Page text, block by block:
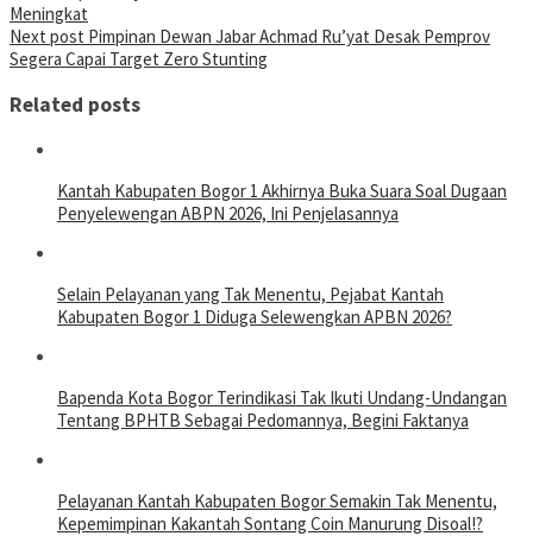
Meningkat
Next post Pimpinan Dewan Jabar Achmad Ru’yat Desak Pemprov
Segera Capai Target Zero Stunting
Related posts
Kantah Kabupaten Bogor 1 Akhirnya Buka Suara Soal Dugaan
Penyelewengan ABPN 2026, Ini Penjelasannya
Selain Pelayanan yang Tak Menentu, Pejabat Kantah
Kabupaten Bogor 1 Diduga Selewengkan APBN 2026?
Bapenda Kota Bogor Terindikasi Tak Ikuti Undang-Undangan
Tentang BPHTB Sebagai Pedomannya, Begini Faktanya
Pelayanan Kantah Kabupaten Bogor Semakin Tak Menentu,
Kepemimpinan Kakantah Sontang Coin Manurung Disoal!?